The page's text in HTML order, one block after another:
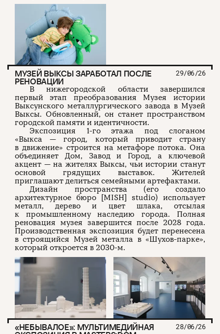
МУЗЕЙ ВЫКСЫ ЗАРАБОТАЛ ПОСЛЕ
РЕНОВАЦИИ
29/06/26
В нижегородской области завершился
первый этап преобразования Музея истории
Выксунского металлургического завода в Музей
Выксы. Обновленный, он станет пространством
городской памяти и идентичности.
Экспозиция 1-го этажа под слоганом
«Выкса — город, который приводит страну
в движение» строится на метафоре потока. Она
объединяет Дом, Завод и Город, а ключевой
акцент — на жителях Выксы, чьи истории станут
основой грядущих выставок. Жителей
приглашают делиться семейными артефактами.
Дизайн пространства (его создало
архитектурное бюро [MISH] studio) использует
металл, дерево и цвет шлака, отсылая
к промышленному наследию города. Полная
реновация музея завершится после 2028 года.
Производственная экспозиция будет перенесена
в строящийся Музей металла в «Шухов-парке»,
который откроется в 2030-м.
«НЕБЫВАЛОЕ»: МУЛЬТИМЕДИЙНАЯ 28/06/26